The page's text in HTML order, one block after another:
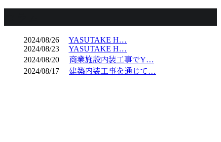
2024/08/26
YASUTAKE H…
2024/08/23
YASUTAKE H…
2024/08/20
商業施設内装工事でY…
2024/08/17
建築内装工事を通じて…